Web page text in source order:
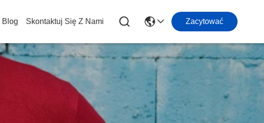
Blog Skontaktuj Się Z Nami Zacytować